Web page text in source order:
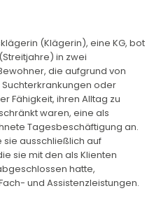
(Klägerin), eine KG, bot
in zwei
die aufgrund von
oder
Fähigkeit, ihren Alltag zu
waren, eine als
Tagesbeschäftigung an.
ausschließlich auf
sie mit den als Klienten
hatte,
und Assistenzleistungen.